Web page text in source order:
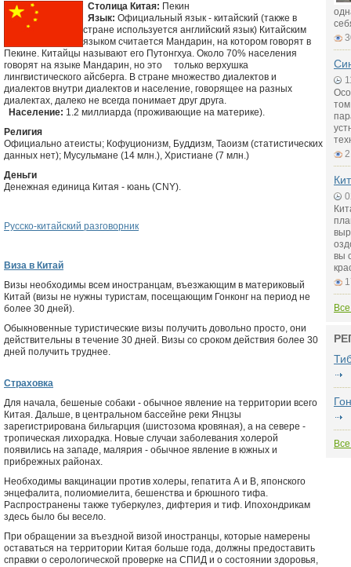
Столица Китая: Пекин
Язык: Официальный язык - китайский (также в
стране используется английский язык) Китайским
языком считается Мандарин, на котором говорят в
Пекине. Китайцы называют его Путонгхуа. Около 70% населения
говорят на языке Мандарин, но это только верхушка
лингвистического айсберга. В стране множество диалектов и
диалектов внутри диалектов и население, говорящее на разных
диалектах, далеко не всегда понимает друг друга.
Население: 1.2 миллиарда (проживающие на материке).
Религия
Официально атеисты; Кофуционизм, Буддизм, Таоизм (статистических
данных нет); Мусульмане (14 млн.), Христиане (7 млн.)
Деньги
Денежная единица Китая - юань (CNY).
Русско-китайский разговорник
Виза в Китай
Визы необходимы всем иностранцам, въезжающим в материковый
Китай (визы не нужны туристам, посещающим Гонконг на период не
более 30 дней).
Обыкновенные туристические визы получить довольно просто, они
действительны в течение 30 дней. Визы со сроком действия более 30
дней получить труднее.
Страховка
Для начала, бешеные собаки - обычное явление на территории всего
Китая. Дальше, в центральном бассейне реки Янцзы
зарегистрирована бильгарция (шистозома кровяная), а на севере -
тропическая лихорадка. Новые случаи заболевания холерой
появились на западе, малярия - обычное явление в южных и
прибрежных районах.
Необходимы вакцинации против холеры, гепатита А и В, японского
энцефалита, полиомиелита, бешенства и брюшного тифа.
Распространены также туберкулез, дифтерия и тиф. Ипохондрикам
здесь было бы весело.
При обращении за въездной визой иностранцы, которые намерены
оставаться на территории Китая больше года, должны предоставить
справки о серологической проверке на СПИД и о состоянии здоровья,
вы